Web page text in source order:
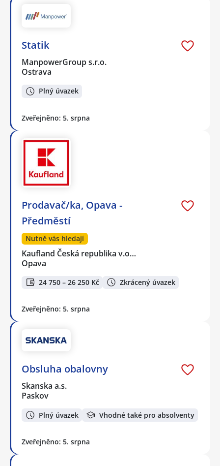
Statik
ManpowerGroup s.r.o.
Ostrava
Plný úvazek
Zveřejněno: 5. srpna
Prodavač/ka, Opava -
Předměstí
Nutně vás hledají
Kaufland Česká republika v.o…
Opava
24 750 – 26 250 Kč Zkrácený úvazek
Zveřejněno: 5. srpna
Obsluha obalovny
Skanska a.s.
Paskov
Plný úvazek Vhodné také pro absolventy
Zveřejněno: 5. srpna